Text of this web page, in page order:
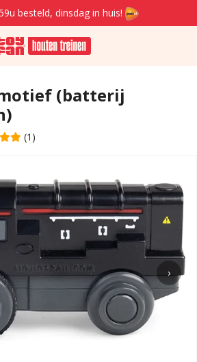
besteld, dinsdag in huis!
(batterij
(1)
›